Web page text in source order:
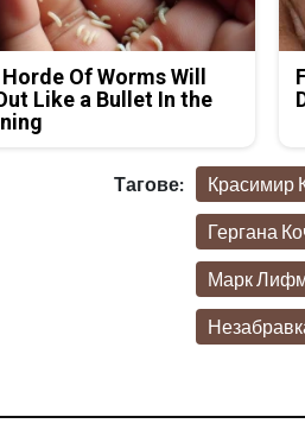
Of Worms Will
Like a Bullet In the
Тагове: Красимир
Гергана
Марк